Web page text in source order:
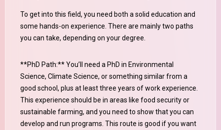
To get into this field, you need both a solid education and
some hands-on experience. There are mainly two paths
you can take, depending on your degree.
**PhD Path:** You’ll need a PhD in Environmental
Science, Climate Science, or something similar from a
good school, plus at least three years of work experience.
This experience should be in areas like food security or
sustainable farming, and you need to show that you can
develop and run programs. This route is good if you want